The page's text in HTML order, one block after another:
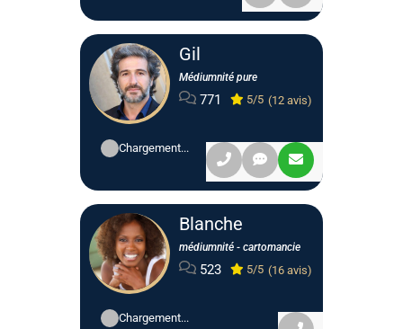
Gil
Médiumnité pure
771 5/5 (12 avis)
Chargement...
Blanche
médiumnité - cartomancie
523 5/5 (16 avis)
Chargement...